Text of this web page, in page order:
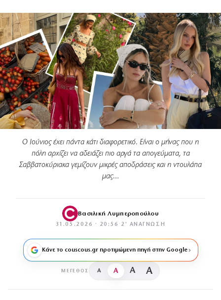
Ο Ιούνιος έχει πάντα κάτι διαφορετικό. Είναι ο μήνας που η
πόλη αρχίζει να αδειάζει πιο αργά τα απογεύματα, τα
Σαββατοκύριακα γεμίζουν μικρές αποδράσεις και η ντουλάπα
μας…
Βασιλική Λυμπεροπούλου
31.05.2026 · 20:56 · 2′ ΑΝΆΓΝΩΣΗ
Κάνε το couscous.gr προτιμώμενη πηγή στην Google
ΜΈΓΕΘΟΣ A A A A